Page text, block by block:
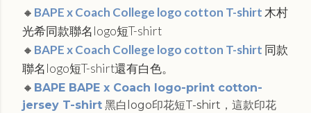
🔸 BAPE x Coach College logo cotton T-shirt 木村
光希同款聯名logo短T-shirt
🔸 BAPE x Coach College logo cotton T-shirt 同款
聯名logo短T-shirt還有白色。
🔸 BAPE BAPE x Coach logo-print cotton-
jersey T-shirt 黑白logo印花短T-shirt，這款印花